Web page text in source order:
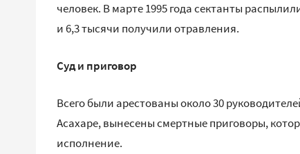
человек. В марте 1995 года сектанты
и 6,3 тысячи получили отравления.
Суд и приговор
Всего были арестованы около 30
Асахаре, вынесены смертные приговоры,
исполнение.